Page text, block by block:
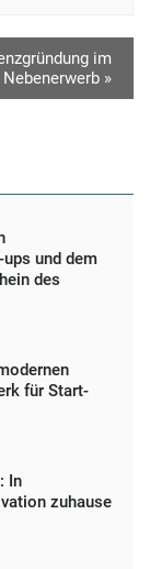
im
Nebenerwerb »
und dem
des
für Start-
In
zuhause